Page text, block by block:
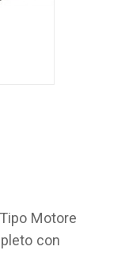
Motore
con